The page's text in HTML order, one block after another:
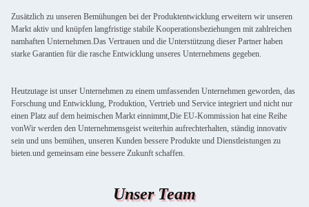
Zusätzlich zu unseren Bemühungen bei der Produktentwicklung erweitern wir unseren
Markt aktiv und knüpfen langfristige stabile Kooperationsbeziehungen mit zahlreichen
namhaften Unternehmen.Das Vertrauen und die Unterstützung dieser Partner haben
starke Garantien für die rasche Entwicklung unseres Unternehmens gegeben.
Heutzutage ist unser Unternehmen zu einem umfassenden Unternehmen geworden, das
Forschung und Entwicklung, Produktion, Vertrieb und Service integriert und nicht nur
einen Platz auf dem heimischen Markt einnimmt,Die EU-Kommission hat eine Reihe
vonWir werden den Unternehmensgeist weiterhin aufrechterhalten, ständig innovativ
sein und uns bemühen, unseren Kunden bessere Produkte und Dienstleistungen zu
bieten.und gemeinsam eine bessere Zukunft schaffen.
Unser Team